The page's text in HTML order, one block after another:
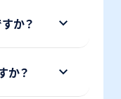
か？
か？